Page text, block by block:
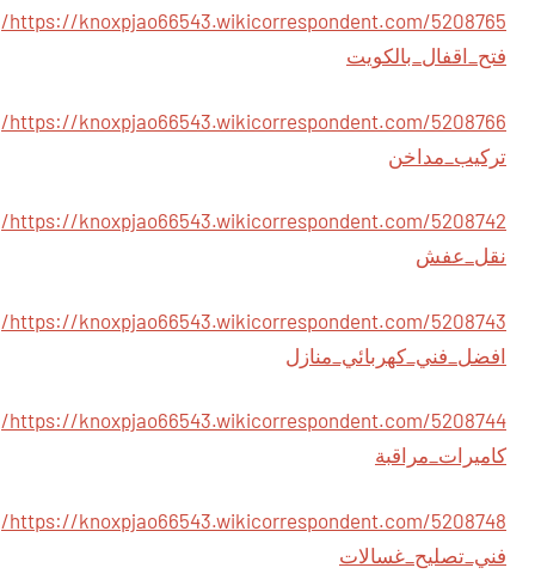
https://knoxpjao66543.wikicorrespondent.com/5208765/
فتح_اقفال_بالكويت
https://knoxpjao66543.wikicorrespondent.com/5208766/
تركيب_مداخن
https://knoxpjao66543.wikicorrespondent.com/5208742/
نقل_عفش
https://knoxpjao66543.wikicorrespondent.com/5208743/
افضل_فني_كهربائي_منازل
https://knoxpjao66543.wikicorrespondent.com/5208744/
كاميرات_مراقبة
https://knoxpjao66543.wikicorrespondent.com/5208748/
فني_تصليح_غسالات